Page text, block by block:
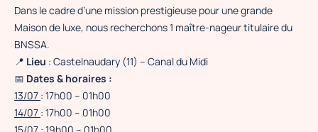
Dans le cadre d’une mission prestigieuse pour une grande
Maison de luxe, nous recherchons 1 maître-nageur titulaire du
BNSSA.
📍 Lieu : Castelnaudary (11) – Canal du Midi
📅 Dates & horaires :
13/07 : 17h00 – 01h00
14/07 : 17h00 – 01h00